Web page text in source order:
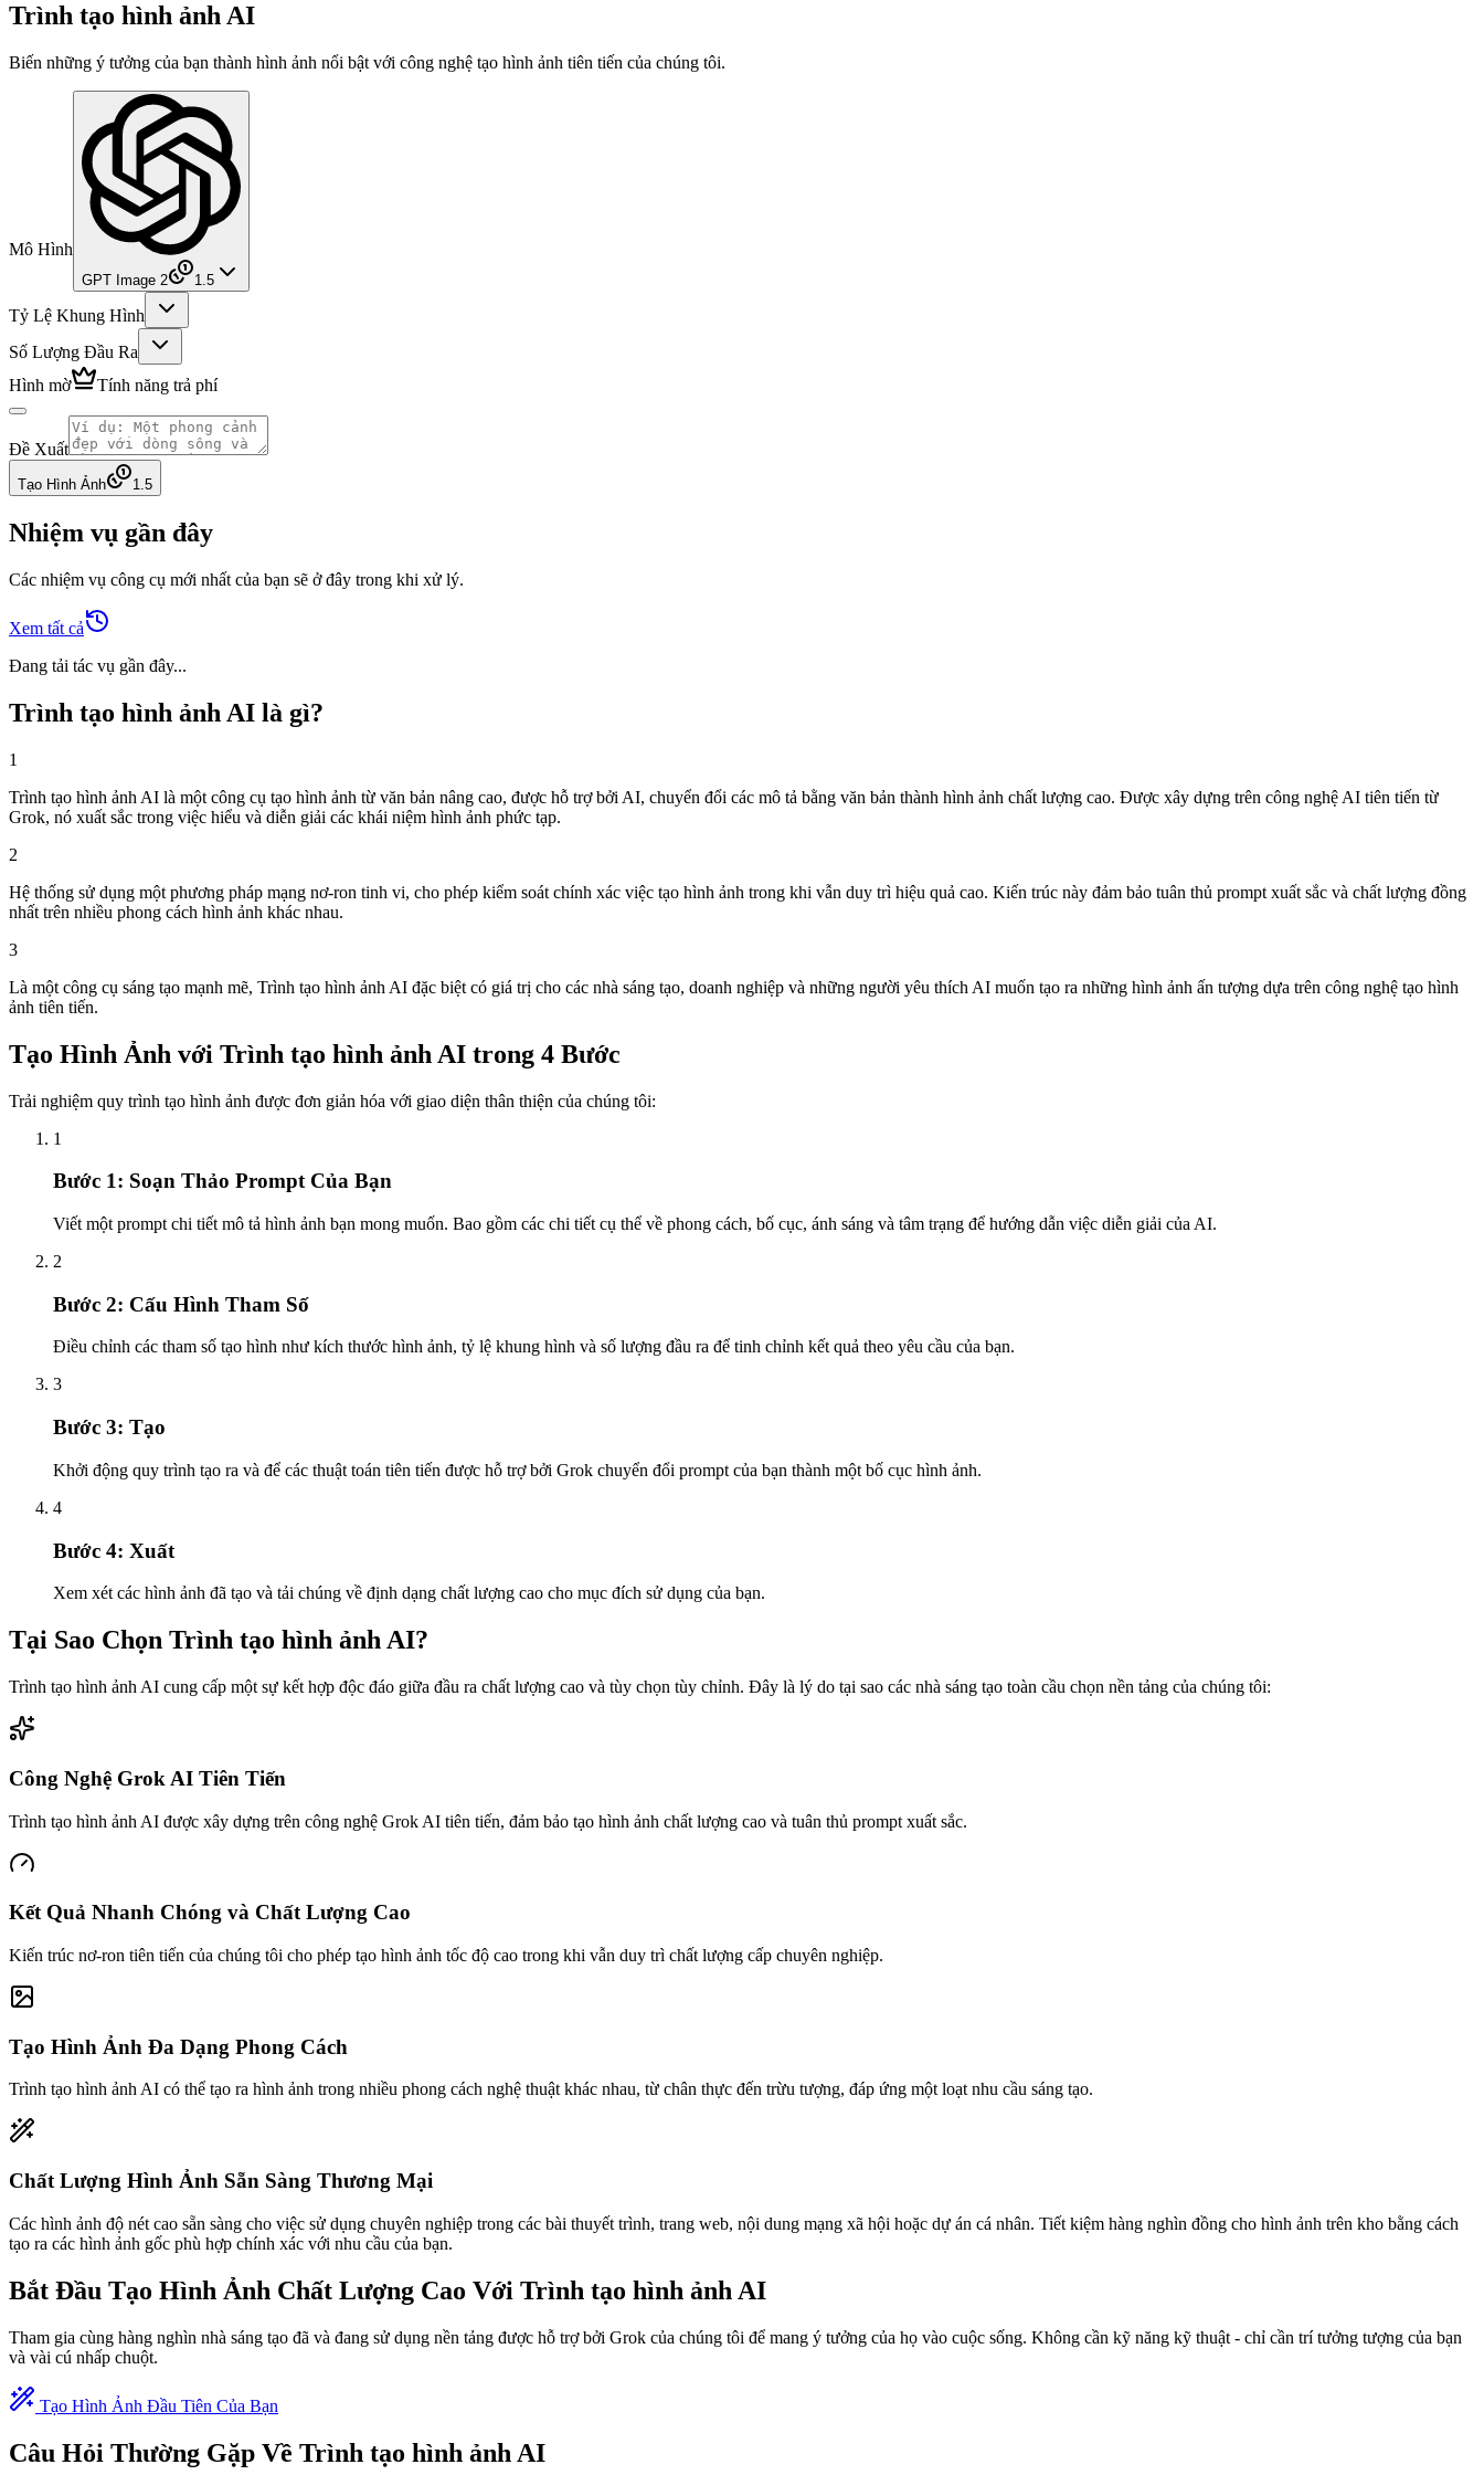
Trình tạo hình ảnh AI
Biến những ý tưởng của bạn thành hình ảnh nổi bật với công nghệ tạo hình ảnh tiên tiến của chúng tôi.
Mô Hình
GPT Image 2 1.5
Tỷ Lệ Khung Hình
Số Lượng Đầu Ra
Hình mờ
Tính năng trả phí
Đề Xuất
Tạo Hình Ảnh 1.5
Nhiệm vụ gần đây
Các nhiệm vụ công cụ mới nhất của bạn sẽ ở đây trong khi xử lý.
Xem tất cả
Đang tải tác vụ gần đây...
Trình tạo hình ảnh AI là gì?
1
Trình tạo hình ảnh AI là một công cụ tạo hình ảnh từ văn bản nâng cao, được hỗ trợ bởi AI, chuyển đổi các mô tả bằng văn bản thành hình ảnh chất lượng cao. Được xây dựng trên công nghệ AI tiên tiến từ
Grok, nó xuất sắc trong việc hiểu và diễn giải các khái niệm hình ảnh phức tạp.
2
Hệ thống sử dụng một phương pháp mạng nơ-ron tinh vi, cho phép kiểm soát chính xác việc tạo hình ảnh trong khi vẫn duy trì hiệu quả cao. Kiến trúc này đảm bảo tuân thủ prompt xuất sắc và chất lượng đồng
nhất trên nhiều phong cách hình ảnh khác nhau.
3
Là một công cụ sáng tạo mạnh mẽ, Trình tạo hình ảnh AI đặc biệt có giá trị cho các nhà sáng tạo, doanh nghiệp và những người yêu thích AI muốn tạo ra những hình ảnh ấn tượng dựa trên công nghệ tạo hình
ảnh tiên tiến.
Tạo Hình Ảnh với Trình tạo hình ảnh AI trong 4 Bước
Trải nghiệm quy trình tạo hình ảnh được đơn giản hóa với giao diện thân thiện của chúng tôi:
1
Bước 1: Soạn Thảo Prompt Của Bạn
Viết một prompt chi tiết mô tả hình ảnh bạn mong muốn. Bao gồm các chi tiết cụ thể về phong cách, bố cục, ánh sáng và tâm trạng để hướng dẫn việc diễn giải của AI.
2
Bước 2: Cấu Hình Tham Số
Điều chỉnh các tham số tạo hình như kích thước hình ảnh, tỷ lệ khung hình và số lượng đầu ra để tinh chỉnh kết quả theo yêu cầu của bạn.
3
Bước 3: Tạo
Khởi động quy trình tạo ra và để các thuật toán tiên tiến được hỗ trợ bởi Grok chuyển đổi prompt của bạn thành một bố cục hình ảnh.
4
Bước 4: Xuất
Xem xét các hình ảnh đã tạo và tải chúng về định dạng chất lượng cao cho mục đích sử dụng của bạn.
Tại Sao Chọn Trình tạo hình ảnh AI?
Trình tạo hình ảnh AI cung cấp một sự kết hợp độc đáo giữa đầu ra chất lượng cao và tùy chọn tùy chỉnh. Đây là lý do tại sao các nhà sáng tạo toàn cầu chọn nền tảng của chúng tôi:
Công Nghệ Grok AI Tiên Tiến
Trình tạo hình ảnh AI được xây dựng trên công nghệ Grok AI tiên tiến, đảm bảo tạo hình ảnh chất lượng cao và tuân thủ prompt xuất sắc.
Kết Quả Nhanh Chóng và Chất Lượng Cao
Kiến trúc nơ-ron tiên tiến của chúng tôi cho phép tạo hình ảnh tốc độ cao trong khi vẫn duy trì chất lượng cấp chuyên nghiệp.
Tạo Hình Ảnh Đa Dạng Phong Cách
Trình tạo hình ảnh AI có thể tạo ra hình ảnh trong nhiều phong cách nghệ thuật khác nhau, từ chân thực đến trừu tượng, đáp ứng một loạt nhu cầu sáng tạo.
Chất Lượng Hình Ảnh Sẵn Sàng Thương Mại
Các hình ảnh độ nét cao sẵn sàng cho việc sử dụng chuyên nghiệp trong các bài thuyết trình, trang web, nội dung mạng xã hội hoặc dự án cá nhân. Tiết kiệm hàng nghìn đồng cho hình ảnh trên kho bằng cách
tạo ra các hình ảnh gốc phù hợp chính xác với nhu cầu của bạn.
Bắt Đầu Tạo Hình Ảnh Chất Lượng Cao Với Trình tạo hình ảnh AI
Tham gia cùng hàng nghìn nhà sáng tạo đã và đang sử dụng nền tảng được hỗ trợ bởi Grok của chúng tôi để mang ý tưởng của họ vào cuộc sống. Không cần kỹ năng kỹ thuật - chỉ cần trí tưởng tượng của bạn
và vài cú nhấp chuột.
Tạo Hình Ảnh Đầu Tiên Của Bạn
Câu Hỏi Thường Gặp Về Trình tạo hình ảnh AI